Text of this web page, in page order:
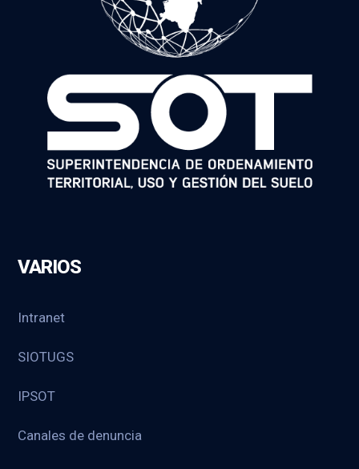
VARIOS
Intranet
SIOTUGS
IPSOT
Canales de denuncia